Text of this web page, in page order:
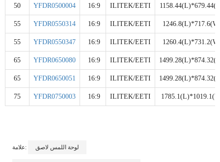
50 YFDR0500004 16:9 ILITEK/EETI
55 YFDR0550314 16:9 ILITEK/EETI
55 YFDR0550347 16:9 ILITEK/EETI
65 YFDR0650080 16:9 ILITEK/EETI
65 YFDR0650051 16:9 ILITEK/EETI
75 YFDR0750003 16:9 ILITEK/EETI
علامة: لوحة اللمس لاصق